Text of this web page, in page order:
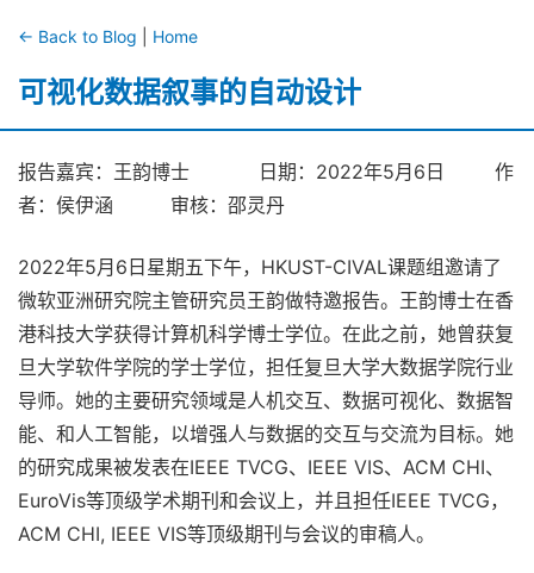
← Back to Blog Home
可视化数据叙事的自动设计
报告嘉宾：王韵博士 日期：2022年5月6日 作
者：侯伊涵 审核：邵灵丹
2022年5月6日星期五下午，HKUST-CIVAL课题组邀请了
微软亚洲研究院主管研究员王韵做特邀报告。王韵博士在香
港科技大学获得计算机科学博士学位。在此之前，她曾获复
旦大学软件学院的学士学位，担任复旦大学大数据学院行业
导师。她的主要研究领域是人机交互、数据可视化、数据智
能、和人工智能，以增强人与数据的交互与交流为目标。她
的研究成果被发表在IEEE TVCG、IEEE VIS、ACM CHI、
EuroVis等顶级学术期刊和会议上，并且担任IEEE TVCG，
ACM CHI, IEEE VIS等顶级期刊与会议的审稿人。